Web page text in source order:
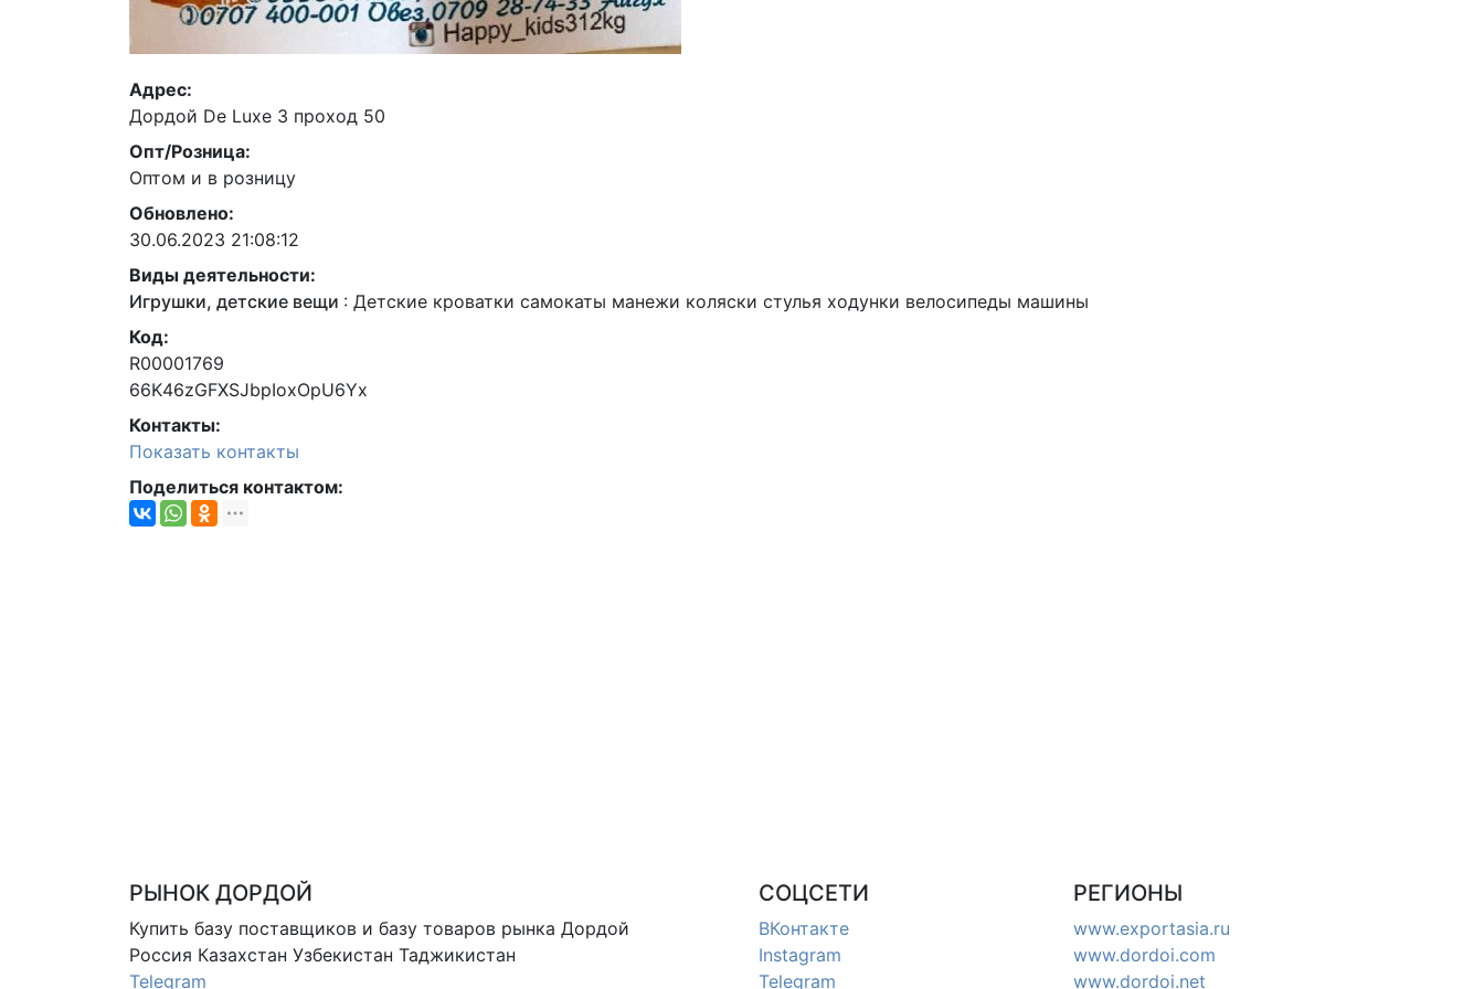
Адрес:
Дордой De Luxe 3 проход 50
Опт/Розница:
Оптом и в розницу
Обновлено:
30.06.2023 21:08:12
Виды деятельности:
Игрушки, детские вещи : Детские кроватки самокаты манежи коляски стулья ходунки велосипеды машины
Код:
R00001769
66K46zGFXSJbpIoxOpU6Yx
Контакты:
Показать контакты
Поделиться контактом:
РЫНОК ДОРДОЙ
Купить базу поставщиков и базу товаров рынка Дордой
Россия Казахстан Узбекистан Таджикистан
Telegram
СОЦСЕТИ
ВКонтакте
Instagram
Telegram
РЕГИОНЫ
www.exportasia.ru
www.dordoi.com
www.dordoi.net